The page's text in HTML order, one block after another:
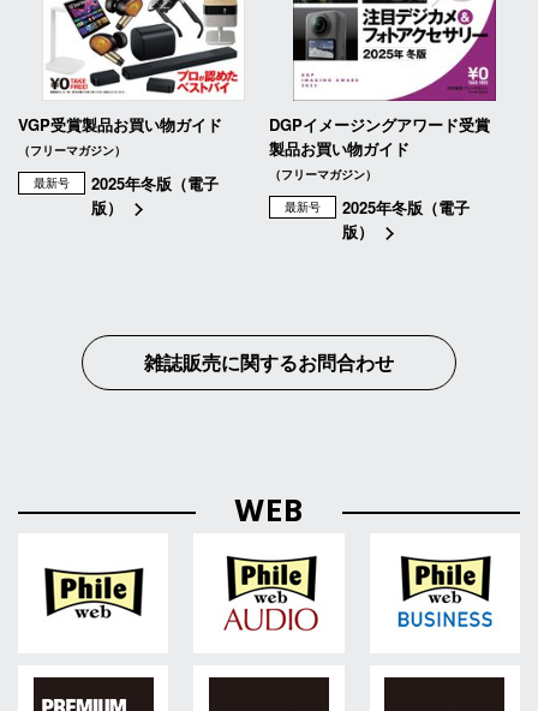
VGP受賞製品お買い物ガイド
（フリーマガジン）
最新号
2025年冬版（電子
版）
DGPイメージングアワード受賞
製品お買い物ガイド
（フリーマガジン）
最新号
2025年冬版（電子
版）
雑誌販売に関するお問合わせ
WEB